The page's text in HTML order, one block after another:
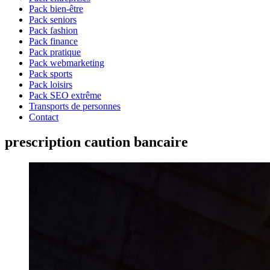
Pack bien-être
Pack seniors
Pack fashion
Pack finance
Pack pratique
Pack webmarketing
Pack sports
Pack loisirs
Pack SEO extrême
Transports de personnes
Contact
prescription caution bancaire